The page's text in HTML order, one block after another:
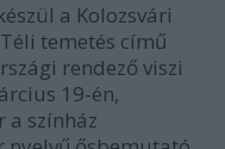
a Kolozsvári
temetés című
rendező viszi
19-én,
a színház